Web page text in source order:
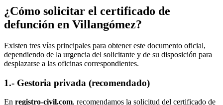
¿Cómo solicitar el certificado de
defunción en Villangómez?
Existen tres vías principales para obtener este documento oficial,
dependiendo de la urgencia del solicitante y de su disposición para
desplazarse a las oficinas correspondientes.
1.- Gestoria privada (recomendado)
En registro-civil.com, recomendamos la solicitud del certificado de